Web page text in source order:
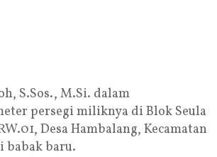
S.Sos., M.Si. dalam
persegi miliknya di Blok Seula
Desa Hambalang, Kecamatan
babak baru.